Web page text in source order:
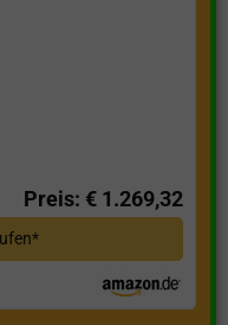
Preis: € 1.269,32